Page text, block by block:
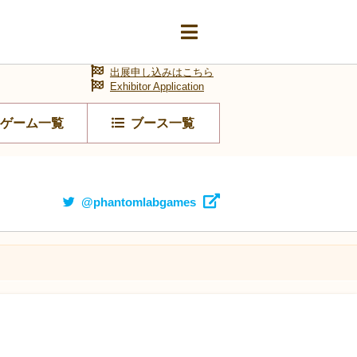
ゲーム一覧 ブース一覧
出展申し込みはこちら
Exhibitor Application
@phantomlabgames